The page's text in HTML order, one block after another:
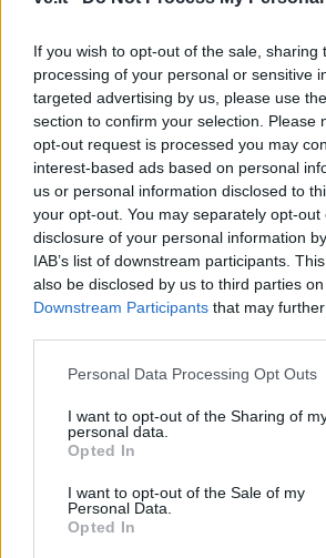
If you wish to opt-out of the sale, sharing
processing of your personal or sensitive
targeted advertising by us, please use
section to confirm your selection. Please
opt-out request is processed you may
interest-based ads based on personal
us or personal information disclosed to
your opt-out. You may separately opt-
disclosure of your personal information
IAB’s list of downstream participants.
also be disclosed by us to third parties
Downstream Participants that may
Personal Data Processing Opt Outs
I want to opt-out of the Sharing of
personal data.
Opted In
I want to opt-out of the Sale of my
Personal Data.
Opted In
Sutinku su taisyklėmis
This site is
reCAPTCHA
Privacy
Service apply.